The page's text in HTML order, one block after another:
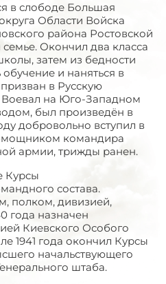
в слободе Большая
Области Войска
района Ростовской
семье. Окончил два класса
затем из бедности
и наняться в
призван в Русскую
на Юго-Западном
был произведён в
добровольно вступил в
командира
армии, трижды ранен.
Курсы
состава.
полком, дивизией,
года назначен
Киевского Особого
1941 года окончил Курсы
начальствующего
штаба.